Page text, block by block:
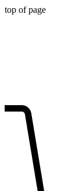
top of page